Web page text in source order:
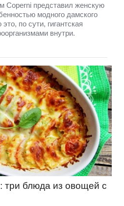
Coperni представил женскую
модного дамского
по сути, гигантская
внутри.
три блюда из овощей с